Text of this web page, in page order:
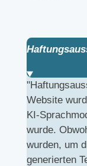
Website
KI-
wurde.
wurden, um
generierten